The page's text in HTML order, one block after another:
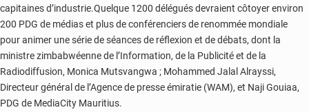
capitaines d’industrie.Quelque 1200 délégués devraient côtoyer environ
200 PDG de médias et plus de conférenciers de renommée mondiale
pour animer une série de séances de réflexion et de débats, dont la
ministre zimbabwéenne de l’Information, de la Publicité et de la
Radiodiffusion, Monica Mutsvangwa ; Mohammed Jalal Alrayssi,
Directeur général de l’Agence de presse émiratie (WAM), et Naji Gouiaa,
PDG de MediaCity Mauritius.